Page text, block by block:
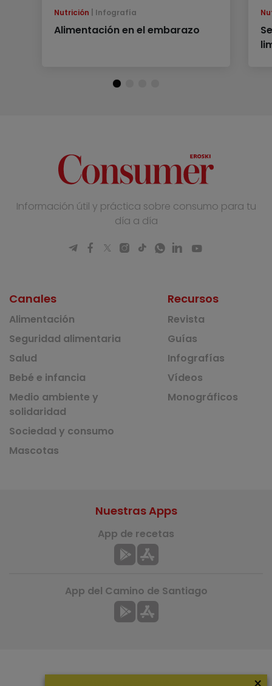
Nutrición Infografía
Alimentación en el embarazo
Información útil y práctica sobre consumo para tu
día a día
Canales
Alimentación
Seguridad alimentaria
Salud
Bebé e infancia
Medio ambiente y
solidaridad
Sociedad y consumo
Mascotas
Recursos
Revista
Guías
Infografías
Vídeos
Monográficos
Nuestras Apps
App de recetas
App del Camino de Santiago